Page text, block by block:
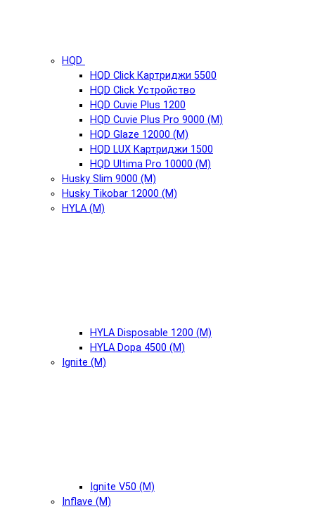
HQD
HQD Click Картриджи 5500
HQD Click Устройство
HQD Cuvie Plus 1200
HQD Cuvie Plus Pro 9000 (М)
HQD Glaze 12000 (М)
HQD LUX Картриджи 1500
HQD Ultima Pro 10000 (М)
Husky Slim 9000 (М)
Husky Tikobar 12000 (М)
HYLA (М)
HYLA Disposable 1200 (М)
HYLA Dopa 4500 (М)
Ignite (М)
Ignite V50 (М)
Inflave (М)